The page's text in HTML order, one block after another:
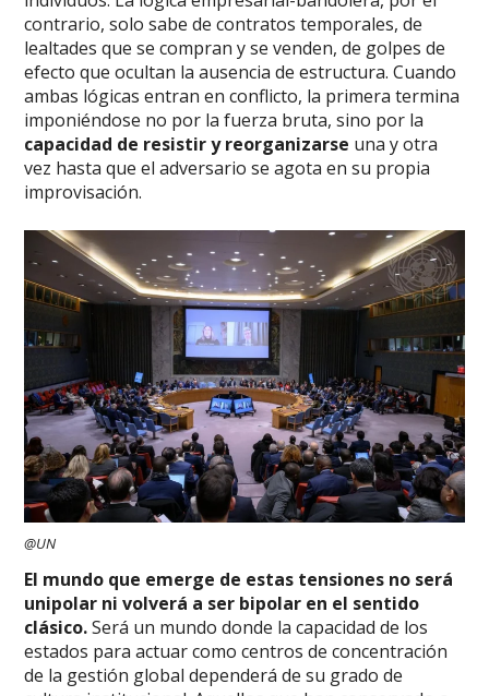
contrario, solo sabe de contratos temporales, de
lealtades que se compran y se venden, de golpes de
efecto que ocultan la ausencia de estructura. Cuando
ambas lógicas entran en conflicto, la primera termina
imponiéndose no por la fuerza bruta, sino por la
capacidad de resistir y reorganizarse una y otra
vez hasta que el adversario se agota en su propia
improvisación.
@UN
El mundo que emerge de estas tensiones no será
unipolar ni volverá a ser bipolar en el sentido
clásico.Será un mundo donde la capacidad de los
estados para actuar como centros de concentración
de la gestión global dependerá de su grado de